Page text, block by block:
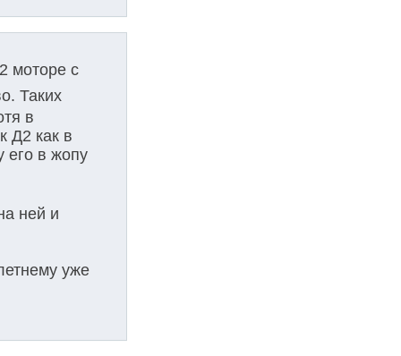
моторе с
Таких
в
Д2 как в
его в жопу
ней и
уже